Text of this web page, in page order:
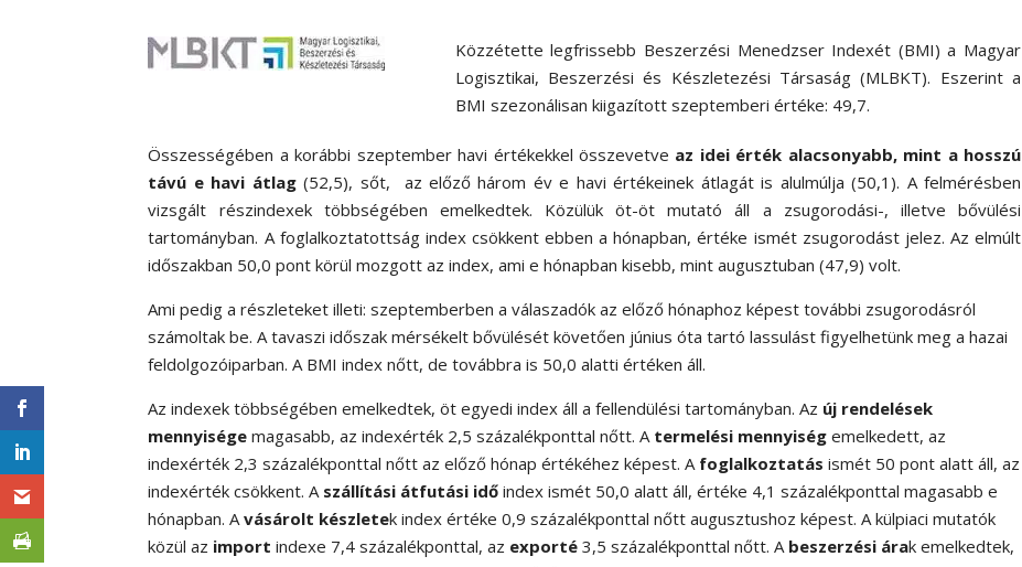
Közzétette legfrissebb Beszerzési Menedzser Indexét (BMI) a Magyar
Logisztikai, Beszerzési és Készletezési Társaság (MLBKT). Eszerint a
BMI szezonálisan kiigazított szeptemberi értéke: 49,7.
Összességében a korábbi szeptember havi értékekkel összevetve az idei érték alacsonyabb, mint a hosszú
távú e havi átlag (52,5), sőt, az előző három év e havi értékeinek átlagát is alulmúlja (50,1). A felmérésben
vizsgált részindexek többségében emelkedtek. Közülük öt-öt mutató áll a zsugorodási-, illetve bővülési
tartományban. A foglalkoztatottság index csökkent ebben a hónapban, értéke ismét zsugorodást jelez. Az elmúlt
időszakban 50,0 pont körül mozgott az index, ami e hónapban kisebb, mint augusztuban (47,9) volt.
Ami pedig a részleteket illeti: szeptemberben a válaszadók az előző hónaphoz képest további zsugorodásról
számoltak be. A tavaszi időszak mérsékelt bővülését követően június óta tartó lassulást figyelhetünk meg a hazai
feldolgozóiparban. A BMI index nőtt, de továbbra is 50,0 alatti értéken áll.
Az indexek többségében emelkedtek, öt egyedi index áll a fellendülési tartományban. Az új rendelések
mennyisége magasabb, az indexérték 2,5 százalékponttal nőtt. A termelési mennyiség emelkedett, az
indexérték 2,3 százalékponttal nőtt az előző hónap értékéhez képest. A foglalkoztatás ismét 50 pont alatt áll, az
indexérték csökkent. A szállítási átfutási idő index ismét 50,0 alatt áll, értéke 4,1 százalékponttal magasabb e
hónapban. A vásárolt készletek index értéke 0,9 százalékponttal nőtt augusztushoz képest. A külpiaci mutatók
közül az import indexe 7,4 százalékponttal, az exporté 3,5 százalékponttal nőtt. A beszerzési árak emelkedtek,